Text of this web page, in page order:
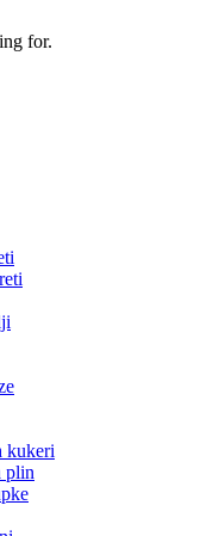
for.
kukeri
plin